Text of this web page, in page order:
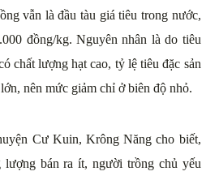
vẫn là đầu tàu giá tiêu trong nước,
đồng/kg. Nguyên nhân là do tiêu
chất lượng hạt cao, tỷ lệ tiêu đặc sản
nên mức giảm chỉ ở biên độ nhỏ.
Cư Kuin, Krông Năng cho biết,
lượng bán ra ít, người trồng chủ yếu